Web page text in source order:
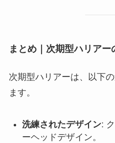
まとめ｜次期型ハリアー
次期型ハリアーは、以下
ます。
洗練されたデザイン:
ーヘッドデザイン。